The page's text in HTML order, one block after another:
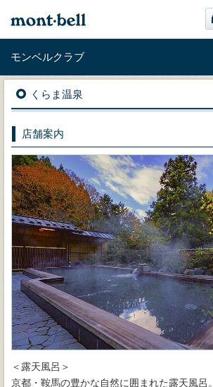
モンベルクラブ
くらま温泉
店舗案内
＜露天風呂＞
京都・鞍馬の豊かな自然に囲まれた露天風呂。